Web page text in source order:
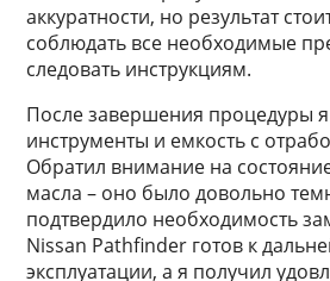
аккуратности, но результат
соблюдать все необходимые
следовать инструкциям.
После завершения процедуры
инструменты и емкость с
Обратил внимание на
масла – оно было довольно
подтвердило необходимость
Nissan Pathfinder готов к
эксплуатации, а я получил